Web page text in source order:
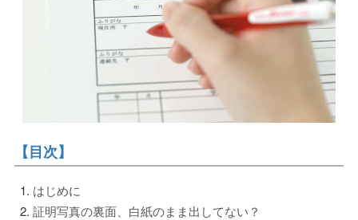
【目次】
はじめに
証明写真の裏面、白紙のまま出してない？